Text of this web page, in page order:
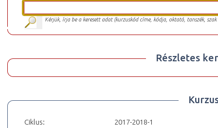
Kérjük, írja be a keresett adat (kurzuskód címe, kódja, oktató, tanszék,
Részletes
Ciklus:
2017-2018-1